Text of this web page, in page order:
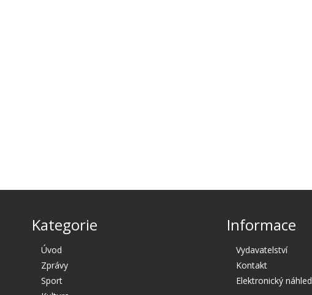
Kategorie
Úvod
Zprávy
Sport
Informace
Vydavatelství
Kontakt
Elektronický náhled